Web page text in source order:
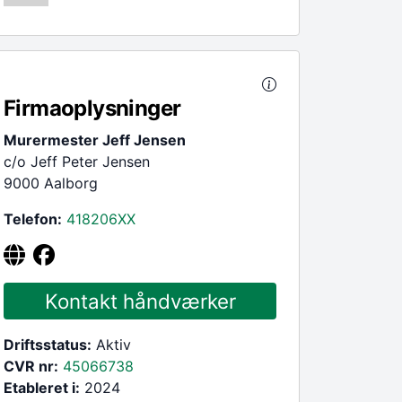
Firmaoplysninger
Murermester Jeff Jensen
c/o Jeff Peter Jensen
9000 Aalborg
Telefon: 418206XX
Kontakt håndværker
Driftsstatus: Aktiv
CVR nr: 45066738
Etableret i: 2024